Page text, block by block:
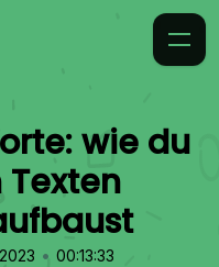
wie du
• 00:13:33